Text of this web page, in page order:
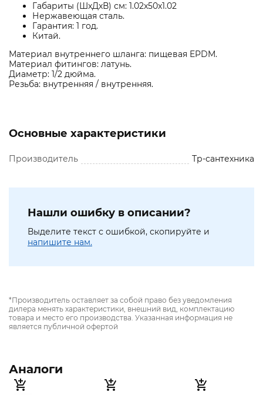
Габариты (ШхДхВ) см: 1.02x50x1.02
Нержавеющая сталь.
Гарантия: 1 год.
Китай.
Материал внутреннего шланга: пищевая EPDM.
Материал фитингов: латунь.
Диаметр: 1/2 дюйма.
Резьба: внутренняя / внутренняя.
Основные характеристики
Производитель Тр-сантехника
Нашли ошибку в описании?
Выделите текст с ошибкой, скопируйте и
напишите нам.
*Производитель оставляет за собой право без уведомления
дилера менять характеристики, внешний вид, комплектацию
товара и место его производства. Указанная информация не
является публичной офертой
Аналоги